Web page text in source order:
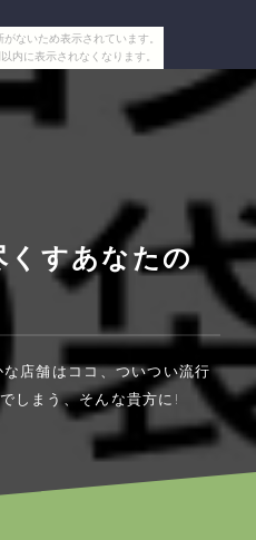
ないため表示されています。
内に表示されなくなります。
くすあなたの
店舗はココ、ついつい流行
しまう、そんな貴方に!